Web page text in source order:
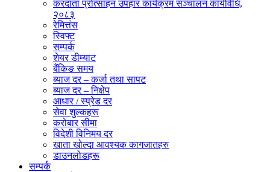
करदाता प्रोत्साहन उपहार कार्यक्रम सञ्चालन कार्यविधि,
२०८३
रेमित्तंस
स्विफ्ट
सम्पर्क
शेयर डीम्याट
बैंकिङ समय
ब्याज दर – कर्जा तथा सापट
ब्याज दर – निक्षेप
आधार / स्प्रेड दर
सेवा शुल्कहरू
करोबार सीमा
विदेशी विनिमय दर
खाता खोल्दा आवश्यक कागजातहरु
डाउनलोडहरू
सम्पर्क